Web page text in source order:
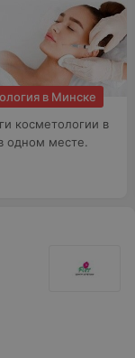
в Минске
косметологии в
одном месте.